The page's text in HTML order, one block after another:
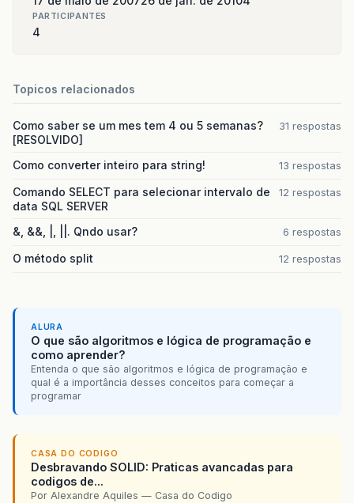
PARTICIPANTES
4
Topicos relacionados
Como saber se um mes tem 4 ou 5 semanas?
[RESOLVIDO]
31 respostas
Como converter inteiro para string! 13 respostas
Comando SELECT para selecionar intervalo de
data SQL SERVER
12 respostas
&, &&, |, ||. Qndo usar? 6 respostas
O método split 12 respostas
ALURA
O que são algoritmos e lógica de programação e
como aprender?
Entenda o que são algoritmos e lógica de programação e
qual é a importância desses conceitos para começar a
programar
CASA DO CODIGO
Desbravando SOLID: Praticas avancadas para
codigos de...
Por Alexandre Aquiles — Casa do Codigo